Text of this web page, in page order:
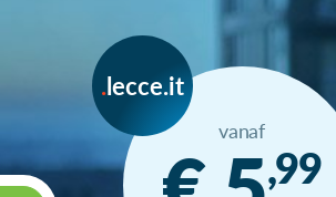
lecce.it
vanaf
,99